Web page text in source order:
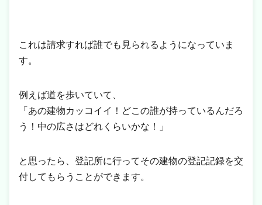
これは請求すれば誰でも見られるようになっていま
す。
例えば道を歩いていて、
「あの建物カッコイイ！どこの誰が持っているんだろ
う！中の広さはどれくらいかな！」
と思ったら、登記所に行ってその建物の登記記録を交
付してもらうことができます。